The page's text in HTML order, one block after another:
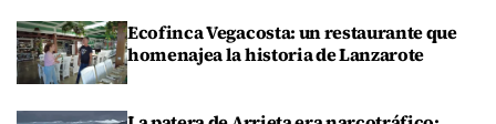
Ecofinca Vegacosta: un restaurante que
homenajea la historia de Lanzarote